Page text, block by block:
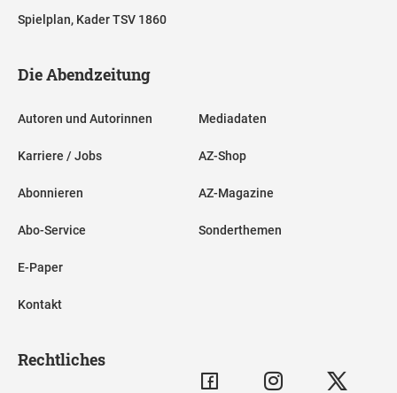
Spielplan, Kader TSV 1860
Die Abendzeitung
Autoren und Autorinnen
Karriere / Jobs
Abonnieren
Abo-Service
E-Paper
Kontakt
Mediadaten
AZ-Shop
AZ-Magazine
Sonderthemen
Rechtliches